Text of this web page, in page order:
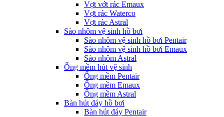
Vợt vớt rác Emaux
Vợt rác Waterco
Vợt rác Astral
Sào nhôm vệ sinh hồ bơi
Sào nhôm vệ sinh hồ bơi Pentair
Sào nhôm vệ sinh hồ bơi Emaux
Sào nhôm Astral
Ống mềm hút vệ sinh
Ống mềm Pentair
Ống mềm Emaux
Ống mềm Astral
Bàn hút đáy hồ bơi
Bàn hút đáy Pentair